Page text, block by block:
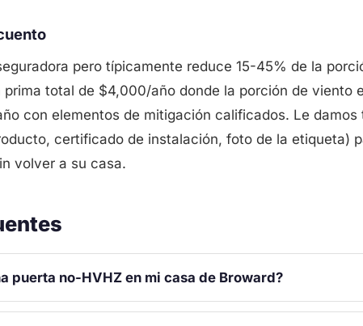
pero típicamente reduce 15-45% de la
prima total de $4,000/año donde la porción de viento
con elementos de mitigación calificados. Le
certificado de instalación, foto de la etiqueta)
volver a su casa.
puerta no-HVHZ en mi casa de Broward?